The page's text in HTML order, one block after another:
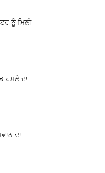
ਨੂੰ ਮਿਲੀ
ਹਮਲੇ ਦਾ
ਦਾ